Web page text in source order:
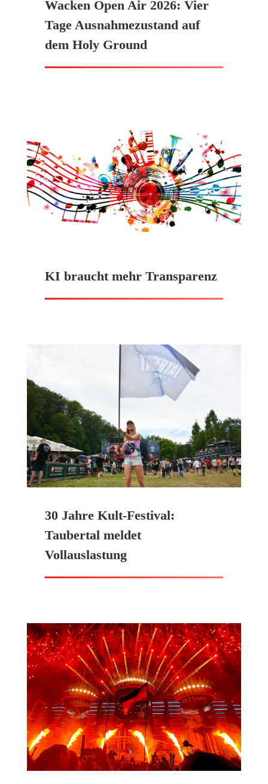
Wacken Open Air 2026: Vier
Tage Ausnahmezustand auf
dem Holy Ground
KI braucht mehr Transparenz
30 Jahre Kult-Festival:
Taubertal meldet
Vollauslastung